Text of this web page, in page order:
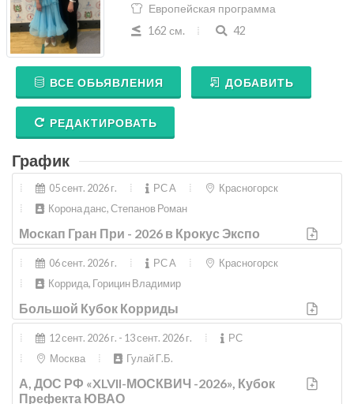
Европейская программа
162 см.
42
ВСЕ ОБЬЯВЛЕНИЯ ДОБАВИТЬ
РЕДАКТИРОВАТЬ
График
05 сент. 2026 г. РС A
Красногорск
Корона данс, Степанов Роман
Москап Гран При - 2026 в Крокус Экспо
06 сент. 2026 г. РС A
Красногорск
Коррида, Горицин Владимир
Большой Кубок Корриды
12 сент. 2026 г. - 13 сент. 2026 г.
РС
Москва
Гулай Г.Б.
А, ДОС РФ «XLVII-МОСКВИЧ -2026», Кубок
Префекта ЮВАО